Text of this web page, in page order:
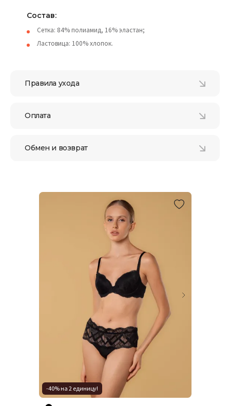
Состав:
Сетка: 84% полиамид, 16% эластан;
Ластовица: 100% хлопок.
Правила ухода
Оплата
Обмен и возврат
-40% на 2 единицу!